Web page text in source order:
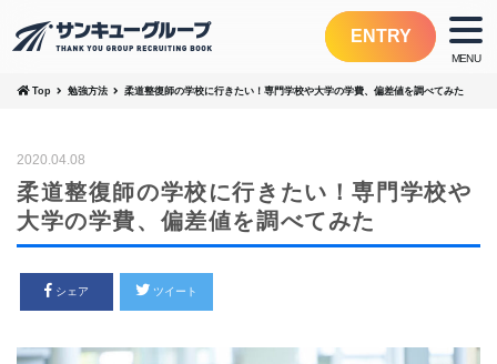
ENTRY
Top 勉強方法 柔道整復師の学校に行きたい！専門学校や大学の学費、偏差値を調べてみた
2020.04.08
柔道整復師の学校に行きたい！専門学校や
大学の学費、偏差値を調べてみた
シェア ツイート